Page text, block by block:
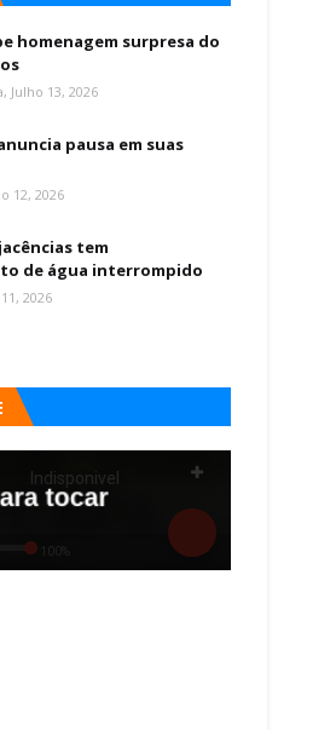
homenagem surpresa do
Julho 13, 2026
pausa em suas
12, 2026
tem
de água interrompido
2026